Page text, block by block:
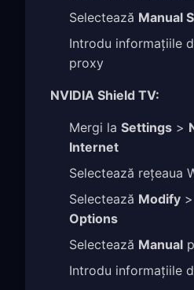
Selectează Manual
Introdu informațiile
proxy
NVIDIA Shield TV:
Mergi la Settings >
Internet
Selectează rețeaua
Selectează Modify >
Options
Selectează Manual
Introdu informațiile